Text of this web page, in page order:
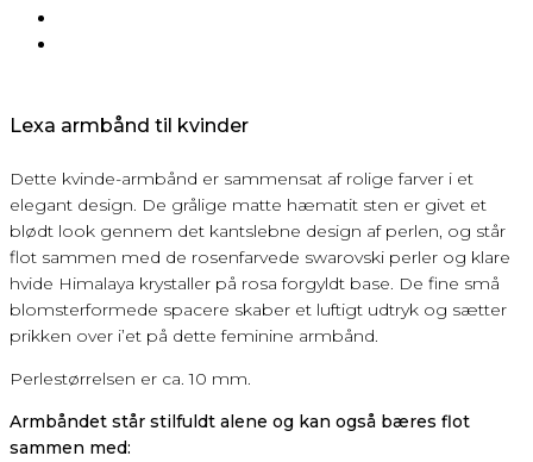
Lexa armbånd til kvinder
Dette kvinde-armbånd er sammensat af rolige farver i et
elegant design. De grålige matte hæmatit sten er givet et
blødt look gennem det kantslebne design af perlen, og står
flot sammen med de rosenfarvede swarovski perler og klare
hvide Himalaya krystaller på rosa forgyldt base. De fine små
blomsterformede spacere skaber et luftigt udtryk og sætter
prikken over i’et på dette feminine armbånd.
Perlestørrelsen er ca. 10 mm.
Armbåndet står stilfuldt alene og kan også bæres flot
sammen med: